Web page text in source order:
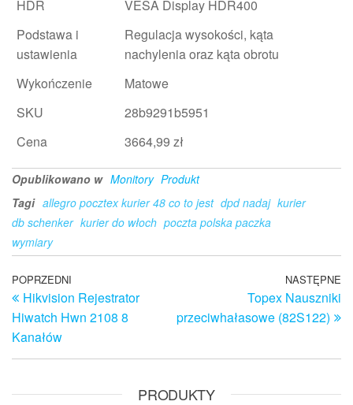
HDR
VESA Display HDR400
Podstawa i
ustawienia
Regulacja wysokości, kąta
nachylenia oraz kąta obrotu
Wykończenie
Matowe
SKU
28b9291b5951
Cena
3664,99 zł
Opublikowano w Monitory Produkt
Tagi allegro pocztex kurier 48 co to jest dpd nadaj kurier
db schenker kurier do włoch poczta polska paczka
wymiary
Nawigacja
wpisu
Poprzedni
wpis
POPRZEDNI
Hikvision Rejestrator
Hiwatch Hwn 2108 8
Kanałów
NASTĘPNE
Topex Nauszniki
przeciwhałasowe (82S122)
PRODUKTY